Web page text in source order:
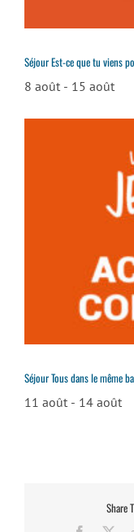
Séjour Est-ce que tu viens
8 août - 15 août
Séjour Tous dans le même
11 août - 14 août
Share